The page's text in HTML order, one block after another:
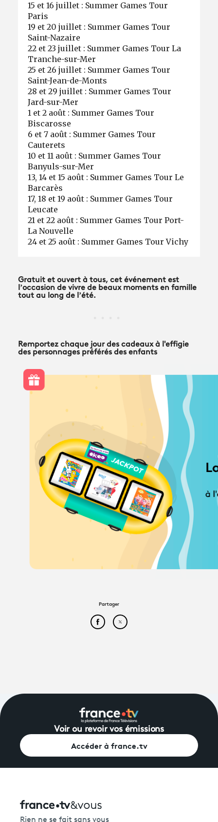
15 et 16 juillet : Summer Games Tour
Paris
19 et 20 juillet : Summer Games Tour
Saint-Nazaire
22 et 23 juillet : Summer Games Tour La
Tranche-sur-Mer
25 et 26 juillet : Summer Games Tour
Saint-Jean-de-Monts
28 et 29 juillet : Summer Games Tour
Jard-sur-Mer
1 et 2 août : Summer Games Tour
Biscarosse
6 et 7 août : Summer Games Tour
Cauterets
10 et 11 août : Summer Games Tour
Banyuls-sur-Mer
13, 14 et 15 août : Summer Games Tour Le
Barcarès
17, 18 et 19 août : Summer Games Tour
Leucate
21 et 22 août : Summer Games Tour Port-
La Nouvelle
24 et 25 août : Summer Games Tour Vichy
Gratuit et ouvert à tous, cet événement est
l’occasion de vivre de beaux moments en famille
tout au long de l’été.
Remportez chaque jour des cadeaux à l'effigie
des personnages préférés des enfants
Partager
Partager cet article sur
Partager cet article sur
Voir ou revoir vos émissions
Accéder à france.tv
Rien ne se fait sans vous